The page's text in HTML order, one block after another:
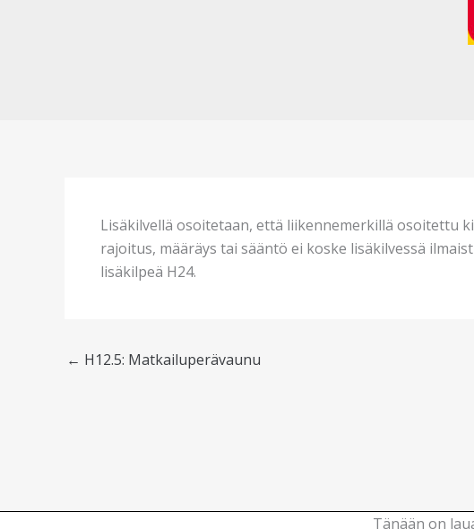
Lisäkilvellä osoitetaan, että liikennemerkillä osoitettu
rajoitus, määräys tai sääntö ei koske lisäkilvessä
lisäkilpeä H24.
← H12.5: Matkailuperävaunu
Tänään on